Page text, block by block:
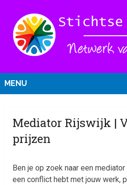
MENU
Mediator Rijswijk |
prijzen
Ben je op zoek naar een
een conflict hebt met jouw werk,